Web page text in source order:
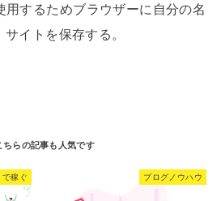
用するためブラウザーに自分の名
イトを保存する。
で稼ぐ ブログノウハウ